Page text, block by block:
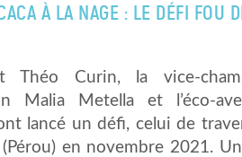
À LA NAGE : LE DÉFI FOU
Théo Curin, la vice-
Malia Metella et l’éco-
lancé un défi, celui de
en novembre 2021.